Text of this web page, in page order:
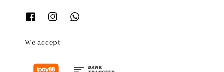
We accept